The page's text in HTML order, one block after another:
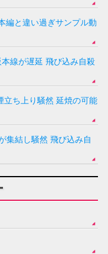
編と違い過ぎサンプル動
線が遅延 飛び込み自殺
立ち上り騒然 延焼の可能
集結し騒然 飛び込み自